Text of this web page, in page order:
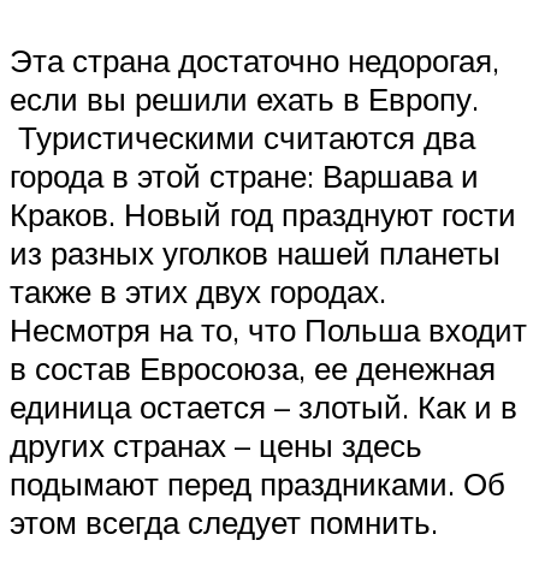
Эта страна достаточно недорогая,
если вы решили ехать в Европу.
Туристическими считаются два
города в этой стране: Варшава и
Краков. Новый год празднуют гости
из разных уголков нашей планеты
также в этих двух городах.
Несмотря на то, что Польша входит
в состав Евросоюза, ее денежная
единица остается – злотый. Как и в
других странах – цены здесь
подымают перед праздниками. Об
этом всегда следует помнить.